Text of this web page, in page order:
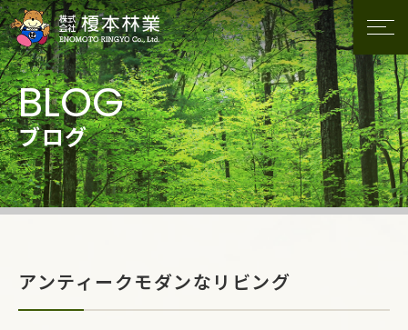
ブログ
アンティークモダンなリビング